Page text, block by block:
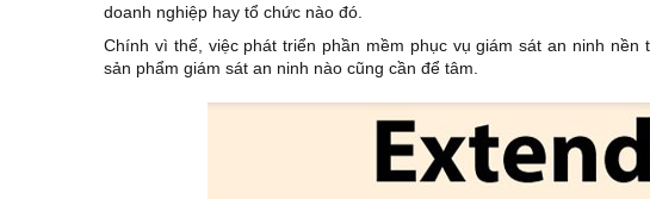
doanh nghiệp hay tổ chức nào đó.
Chính vì thế, việc phát triển phần mềm phục vụ giám sát an ninh
sản phẩm giám sát an ninh nào cũng cần để tâm.